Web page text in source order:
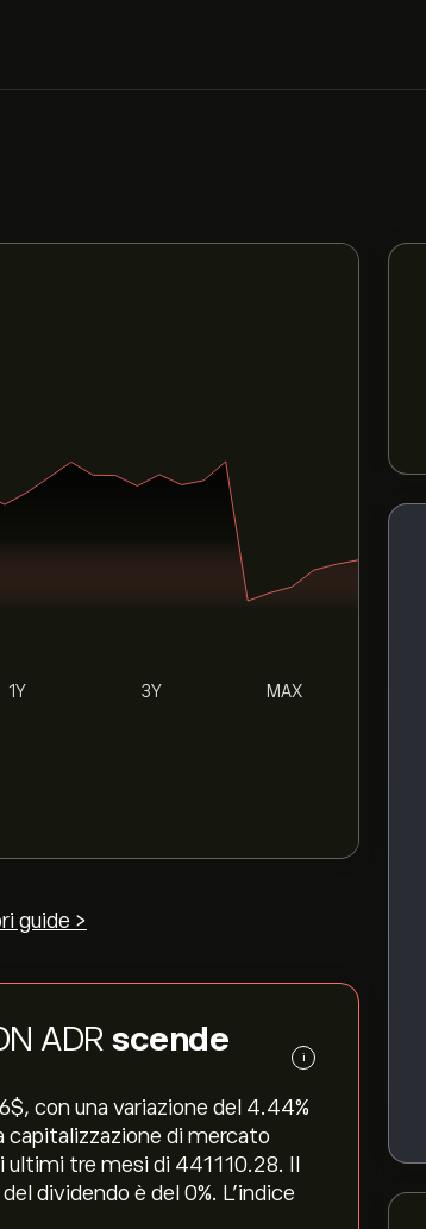
1Y 3Y MAX
guide >
ADR scende
i
con una variazione del ‎4.44‎%
di mercato
tre mesi di 441110.28. Il
dividendo è del 0%. L'indice